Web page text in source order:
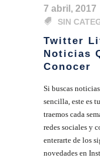
7 abril, 2017
SIN
Twitter
Noticias
Conocer
Si buscas
sencilla, este es
traemos cada
redes sociales y
enterarte de los
novedades en